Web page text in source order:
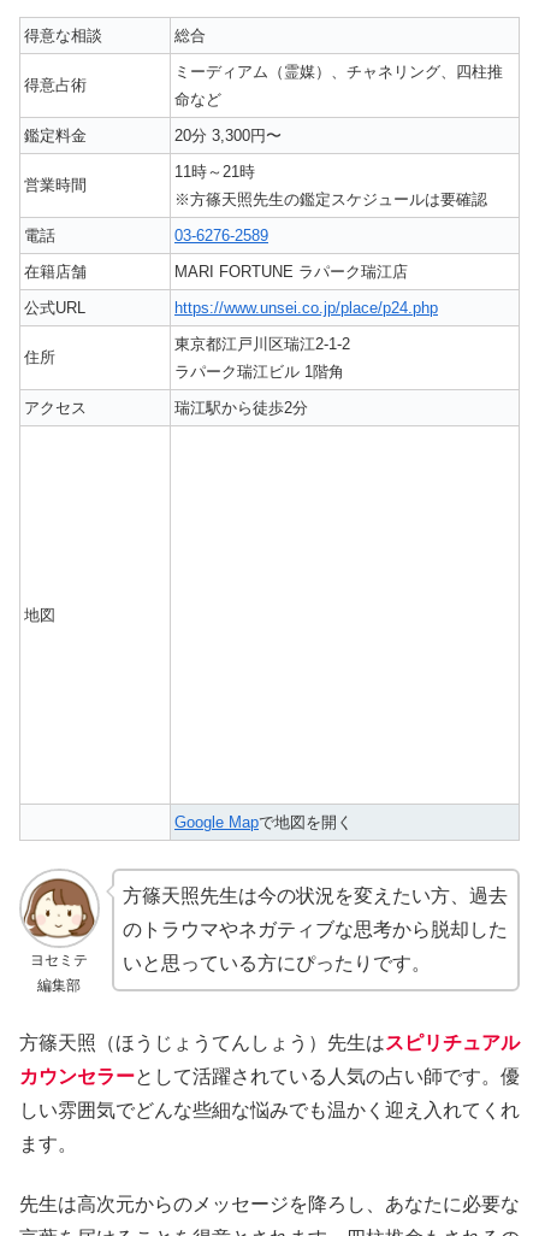
得意な相談 総合
得意占術
ミーディアム（霊媒）、チャネリング、四柱推
命など
鑑定料金
20分 3,300円〜
営業時間
11時～21時
※方篠天照先生の鑑定スケジュールは要確認
電話
03-6276-2589
在籍店舗
MARI FORTUNE ラパーク瑞江店
公式URL
https://www.unsei.co.jp/place/p24.php
住所
東京都江戸川区瑞江2-1-2
ラパーク瑞江ビル 1階角
アクセス
瑞江駅から徒歩2分
地図
Google Mapで地図を開く
ヨセミテ
編集部
方篠天照先生は今の状況を変えたい方、過去
のトラウマやネガティブな思考から脱却した
いと思っている方にぴったりです。
方篠天照（ほうじょうてんしょう）先生はスピリチュアル
カウンセラーとして活躍されている人気の占い師です。優
しい雰囲気でどんな些細な悩みでも温かく迎え入れてくれ
ます。
先生は高次元からのメッセージを降ろし、あなたに必要な